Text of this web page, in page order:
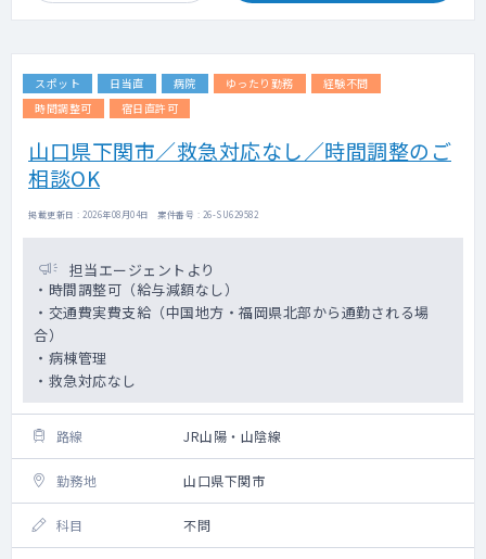
スポット 日当直 病院 ゆったり勤務
経験不問
時間調整可
宿日直許可
山口県下関市／救急対応なし／時間調整のご
相談OK
掲載更新日 : 2026年08月04日 案件番号 : 26-SU629582
担当エージェントより
・時間調整可（給与減額なし）
・交通費実費支給（中国地方・福岡県北部から通勤される場
合）
・病棟管理
・救急対応なし
路線 JR山陽・山陰線
勤務地 山口県下関市
科目 不問